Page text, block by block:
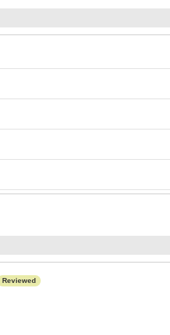
Reviewed